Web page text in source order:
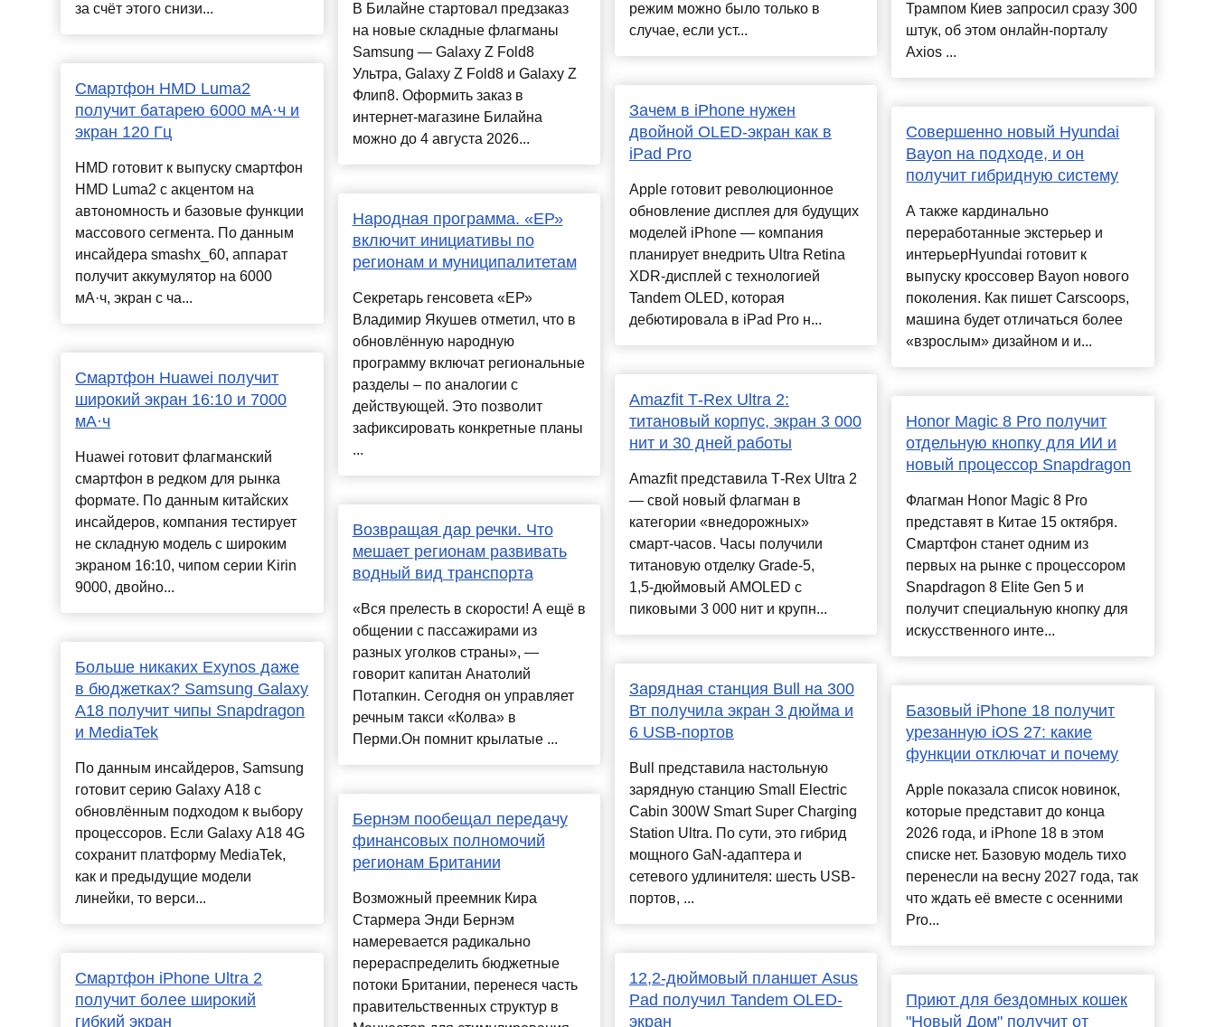
за счёт этого снизи...
Смартфон HMD Luma2
получит батарею 6000 мА·ч и
экран 120 Гц
HMD готовит к выпуску смартфон
HMD Luma2 с акцентом на
автономность и базовые функции
массового сегмента. По данным
инсайдера smashx_60, аппарат
получит аккумулятор на 6000
мА·ч, экран с ча...
Смартфон Huawei получит
широкий экран 16:10 и 7000
мА·ч
Huawei готовит флагманский
смартфон в редком для рынка
формате. По данным китайских
инсайдеров, компания тестирует
не складную модель с широким
экраном 16:10, чипом серии Kirin
9000, двойно...
Больше никаких Exynos даже
в бюджетках? Samsung Galaxy
A18 получит чипы Snapdragon
и MediaTek
По данным инсайдеров, Samsung
готовит серию Galaxy A18 с
обновлённым подходом к выбору
процессоров. Если Galaxy A18 4G
сохранит платформу MediaTek,
как и предыдущие модели
линейки, то верси...
Смартфон iPhone Ultra 2
получит более широкий
гибкий экран
В Билайне стартовал предзаказ
на новые складные флагманы
Samsung — Galaxy Z Fold8
Ультра, Galaxy Z Fold8 и Galaxy Z
Флип8. Оформить заказ в
интернет-магазине Билайна
можно до 4 августа 2026...
Народная программа. «ЕР»
включит инициативы по
регионам и муниципалитетам
Секретарь генсовета «ЕР»
Владимир Якушев отметил, что в
обновлённую народную
программу включат региональные
разделы – по аналогии с
действующей. Это позволит
зафиксировать конкретные планы
...
Возвращая дар речки. Что
мешает регионам развивать
водный вид транспорта
«Вся прелесть в скорости! А ещё в
общении с пассажирами из
разных уголков страны», —
говорит капитан Анатолий
Потапкин. Сегодня он управляет
речным такси «Колва» в
Перми.Он помнит крылатые ...
Бернэм пообещал передачу
финансовых полномочий
регионам Британии
Возможный преемник Кира
Стармера Энди Бернэм
намеревается радикально
перераспределить бюджетные
потоки Британии, перенеся часть
правительственных структур в
режим можно было только в
случае, если уст...
Зачем в iPhone нужен
двойной OLED-экран как в
iPad Pro
Apple готовит революционное
обновление дисплея для будущих
моделей iPhone — компания
планирует внедрить Ultra Retina
XDR-дисплей с технологией
Tandem OLED, которая
дебютировала в iPad Pro н...
Amazfit T‑Rex Ultra 2:
титановый корпус, экран 3 000
нит и 30 дней работы
Amazfit представила T‑Rex Ultra 2
— свой новый флагман в
категории «внедорожных»
смарт‑часов. Часы получили
титановую отделку Grade‑5,
1,5‑дюймовый AMOLED с
пиковыми 3 000 нит и крупн...
Зарядная станция Bull на 300
Вт получила экран 3 дюйма и
6 USB-портов
Bull представила настольную
зарядную станцию Small Electric
Cabin 300W Smart Super Charging
Station Ultra. По сути, это гибрид
мощного GaN-адаптера и
сетевого удлинителя: шесть USB-
портов, ...
12,2-дюймовый планшет Asus
Pad получил Tandem OLED-
экран
Трампом Киев запросил сразу 300
штук, об этом онлайн-порталу
Axios ...
Совершенно новый Hyundai
Bayon на подходе, и он
получит гибридную систему
А также кардинально
переработанные экстерьер и
интерьерHyundai готовит к
выпуску кроссовер Bayon нового
поколения. Как пишет Carscoops,
машина будет отличаться более
«взрослым» дизайном и и...
Honor Magic 8 Pro получит
отдельную кнопку для ИИ и
новый процессор Snapdragon
Флагман Honor Magic 8 Pro
представят в Китае 15 октября.
Смартфон станет одним из
первых на рынке с процессором
Snapdragon 8 Elite Gen 5 и
получит специальную кнопку для
искусственного инте...
Базовый iPhone 18 получит
урезанную iOS 27: какие
функции отключат и почему
Apple показала список новинок,
которые представит до конца
2026 года, и iPhone 18 в этом
списке нет. Базовую модель тихо
перенесли на весну 2027 года, так
что ждать её вместе с осенними
Pro...
Приют для бездомных кошек
"Новый Дом" получит от